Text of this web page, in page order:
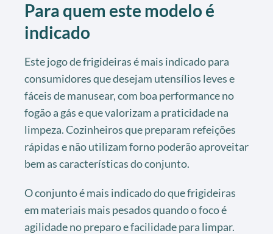
Para quem este modelo é
indicado
Este jogo de frigideiras é mais indicado para
consumidores que desejam utensílios leves e
fáceis de manusear, com boa performance no
fogão a gás e que valorizam a praticidade na
limpeza. Cozinheiros que preparam refeições
rápidas e não utilizam forno poderão aproveitar
bem as características do conjunto.
O conjunto é mais indicado do que frigideiras
em materiais mais pesados quando o foco é
agilidade no preparo e facilidade para limpar.